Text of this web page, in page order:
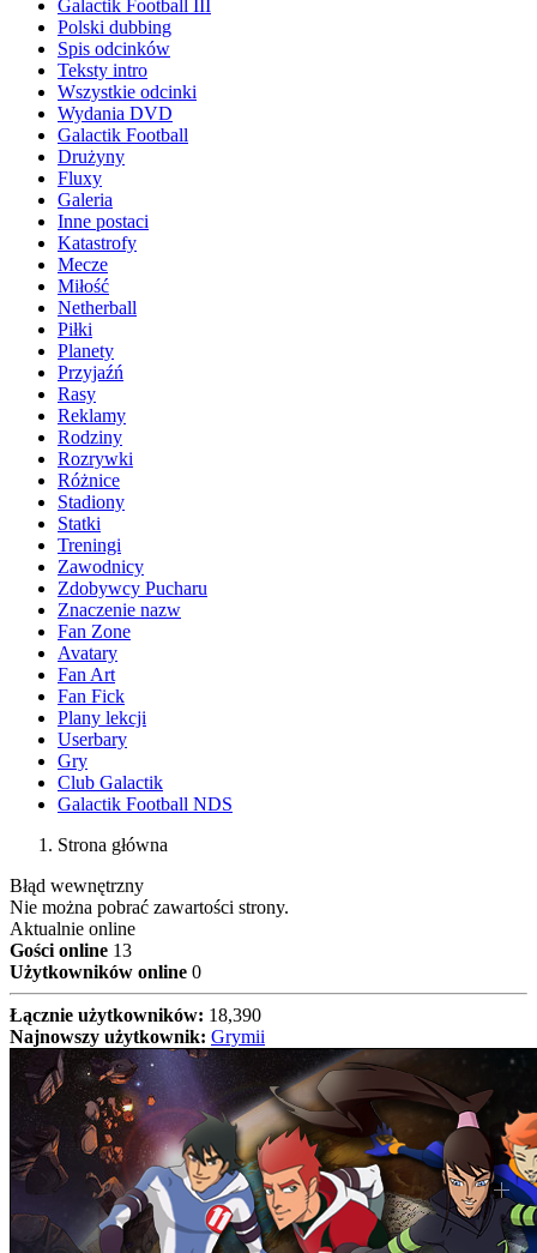
Galactik Football III
Polski dubbing
Spis odcinków
Teksty intro
Wszystkie odcinki
Wydania DVD
Galactik Football
Drużyny
Fluxy
Galeria
Inne postaci
Katastrofy
Mecze
Miłość
Netherball
Piłki
Planety
Przyjaźń
Rasy
Reklamy
Rodziny
Rozrywki
Różnice
Stadiony
Statki
Treningi
Zawodnicy
Zdobywcy Pucharu
Znaczenie nazw
Fan Zone
Avatary
Fan Art
Fan Fick
Plany lekcji
Userbary
Gry
Club Galactik
Galactik Football NDS
Strona główna
Błąd wewnętrzny
Nie można pobrać zawartości strony.
Aktualnie online
Gości online 13
Użytkowników online 0
Łącznie użytkowników: 18,390
Najnowszy użytkownik: Grymii